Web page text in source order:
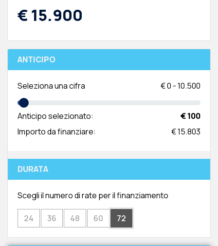
€ 15.900
ANTICIPO
Seleziona una cifra €0 -10.500
Anticipo selezionato:
€ 100
Importo da finanziare:
€ 15.803
DURATA
Scegli il numero di rate per il finanziamento
24 36 48 60 72